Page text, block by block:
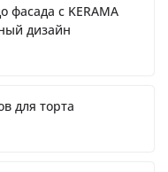
фасада с KERAMA
дизайн
для торта